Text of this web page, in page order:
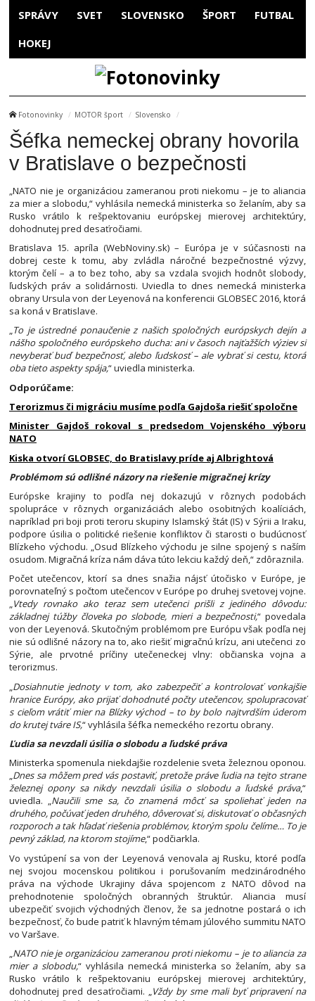
SPRÁVY SVET SLOVENSKO ŠPORT FUTBAL
HOKEJ
Fotonovinky MOTOR šport Slovensko
Šéfka nemeckej obrany hovorila
v Bratislave o bezpečnosti
„NATO nie je organizáciou zameranou proti niekomu – je to aliancia
za mier a slobodu,“ vyhlásila nemecká ministerka so želaním, aby sa
Rusko vrátilo k rešpektovaniu európskej mierovej architektúry,
dohodnutej pred desaťročiami.
Bratislava 15. apríla (WebNoviny.sk) – Európa je v súčasnosti na
dobrej ceste k tomu, aby zvládla náročné bezpečnostné výzvy,
ktorým čelí – a to bez toho, aby sa vzdala svojich hodnôt slobody,
ľudských práv a solidárnosti. Uviedla to dnes nemecká ministerka
obrany Ursula von der Leyenová na konferencii GLOBSEC 2016, ktorá
sa koná v Bratislave.
„To je ústredné ponaučenie z našich spoločných európskych dejín a
nášho spoločného európskeho ducha: ani v časoch najťažších výziev si
nevyberať buď bezpečnosť, alebo ľudskosť – ale vybrať si cestu, ktorá
oba tieto aspekty spája,“ uviedla ministerka.
Odporúčame:
Terorizmus či migráciu musíme podľa Gajdoša riešiť spoločne
Minister Gajdoš rokoval s predsedom Vojenského výboru
NATO
Kiska otvorí GLOBSEC, do Bratislavy príde aj Albrightová
Problémom sú odlišné názory na riešenie migračnej krízy
Európske krajiny to podľa nej dokazujú v rôznych podobách
spolupráce v rôznych organizáciách alebo osobitných koalíciách,
napríklad pri boji proti teroru skupiny Islamský štát (IS) v Sýrii a Iraku,
podpore úsilia o politické riešenie konfliktov či starosti o budúcnosť
Blízkeho východu. „Osud Blízkeho východu je silne spojený s naším
osudom. Migračná kríza nám dáva túto lekciu každý deň,“ zdôraznila.
Počet utečencov, ktorí sa dnes snažia nájsť útočisko v Európe, je
porovnateľný s počtom utečencov v Európe po druhej svetovej vojne.
„Vtedy rovnako ako teraz sem utečenci prišli z jediného dôvodu:
základnej túžby človeka po slobode, mieri a bezpečnosti,“ povedala
von der Leyenová. Skutočným problémom pre Európu však podľa nej
nie sú odlišné názory na to, ako riešiť migračnú krízu, ani utečenci zo
Sýrie, ale prvotné príčiny utečeneckej vlny: občianska vojna a
terorizmus.
„Dosiahnutie jednoty v tom, ako zabezpečiť a kontrolovať vonkajšie
hranice Európy, ako prijať dohodnuté počty utečencov, spolupracovať
s cieľom vrátiť mier na Blízky východ – to by bolo najtvrdším úderom
do krutej tváre IS,“ vyhlásila šéfka nemeckého rezortu obrany.
Ľudia sa nevzdali úsilia o slobodu a ľudské práva
Ministerka spomenula niekdajšie rozdelenie sveta železnou oponou.
„Dnes sa môžem pred vás postaviť, pretože práve ľudia na tejto strane
železnej opony sa nikdy nevzdali úsilia o slobodu a ľudské práva,“
uviedla. „Naučili sme sa, čo znamená môcť sa spoliehať jeden na
druhého, počúvať jeden druhého, dôverovať si, diskutovať o občasných
rozporoch a tak hľadať riešenia problémov, ktorým spolu čelíme… To je
pevný základ, na ktorom stojíme,“ podčiarkla.
Vo vystúpení sa von der Leyenová venovala aj Rusku, ktoré podľa
nej svojou mocenskou politikou i porušovaním medzinárodného
práva na východe Ukrajiny dáva spojencom z NATO dôvod na
prehodnotenie spoločných obranných štruktúr. Aliancia musí
ubezpečiť svojich východných členov, že sa jednotne postará o ich
bezpečnosť, čo bude patriť k hlavným témam júlového summitu NATO
vo Varšave.
„NATO nie je organizáciou zameranou proti niekomu – je to aliancia za
mier a slobodu,“ vyhlásila nemecká ministerka so želaním, aby sa
Rusko vrátilo k rešpektovaniu európskej mierovej architektúry,
dohodnutej pred desaťročiami. „Vždy by sme mali byť pripravení na